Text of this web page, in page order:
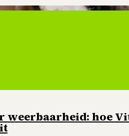
weerbaarheid: hoe